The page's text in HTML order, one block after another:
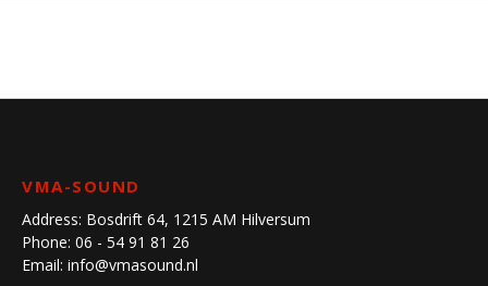
VMA-SOUND
Address: Bosdrift 64, 1215 AM Hilversum
Phone: 06 - 54 91 81 26
Email: info@vmasound.nl